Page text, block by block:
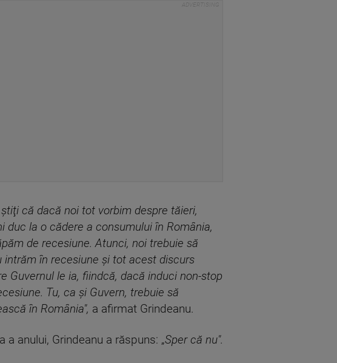
că dacă noi tot vorbim despre tăieri,
la o cădere a consumului în România,
de recesiune. Atunci, noi trebuie să
în recesiune şi tot acest discurs
Guvernul le ia, fiindcă, dacă induci non-stop
Tu, ca şi Guvern, trebuie să
în România", a afirmat Grindeanu.
anului, Grindeanu a răspuns: „Sper că nu".